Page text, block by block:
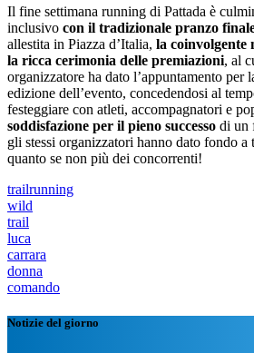
Il fine settimana running di Pattada è
inclusivo con il tradizionale pranzo
allestita in Piazza d’Italia, la coinvolgente
la ricca cerimonia delle premiazioni, al
organizzatore ha dato l’appuntamento per
edizione dell’evento, concedendosi al
festeggiare con atleti, accompagnatori e
soddisfazione per il pieno successo di un
gli stessi organizzatori hanno dato fondo a
quanto se non più dei concorrenti!
trailrunning
wild
trail
luca
carrara
donna
comando
Notizie del giorno